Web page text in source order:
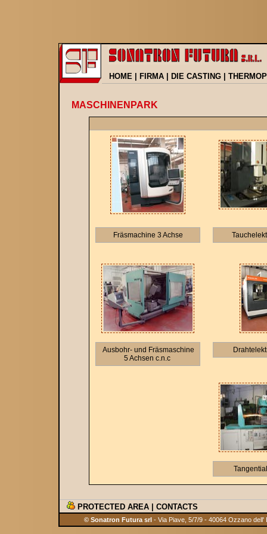
HOME | FIRMA | DIE CASTING |
MASCHINENPARK
Fräsmachine 3 Achse
Ausbohr- und Fräsmaschine
5 Achsen c.n.c
PROTECTED AREA | CONTACTS
© Sonatron Futura srl - Via Piave, 5/7/9 - 40064 Ozzano